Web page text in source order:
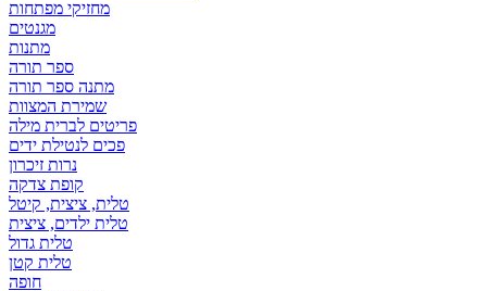
מחזיקי מפתחות
מגנטים
מתנות
ספר תורה
מתנה ספר תורה
שמירת המצוות
פריטים לברית מילה
פכים לנטילת ידים
נרות זיכרון
קופת צדקה
טלית, ציצית, קיטל
טלית ילדים, ציצית
טלית גדול
טלית קטן